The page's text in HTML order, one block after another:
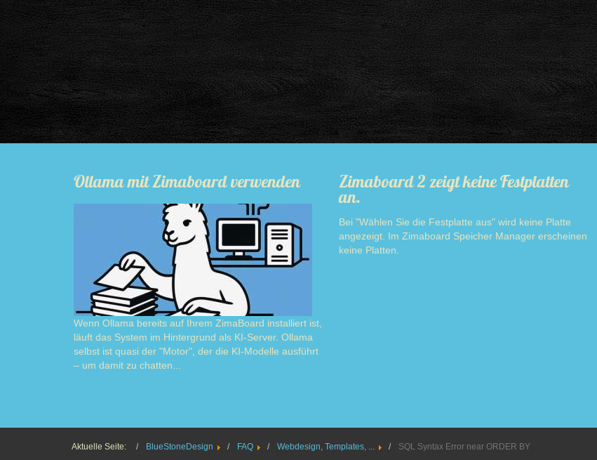
Ollama mit Zimaboard verwenden
Wenn Ollama bereits auf Ihrem ZimaBoard installiert ist,
läuft das System im Hintergrund als KI-Server. Ollama
selbst ist quasi der "Motor", der die KI-Modelle ausführt
– um damit zu chatten...
Zimaboard 2 zeigt keine Festplatten
an.
Bei "Wählen Sie die Festplatte aus" wird keine Platte
angezeigt. Im Zimaboard Speicher Manager erscheinen
keine Platten.
Aktuelle Seite: BlueStoneDesign FAQ Webdesign, Templates, ... SQL Syntax Error near ORDER BY